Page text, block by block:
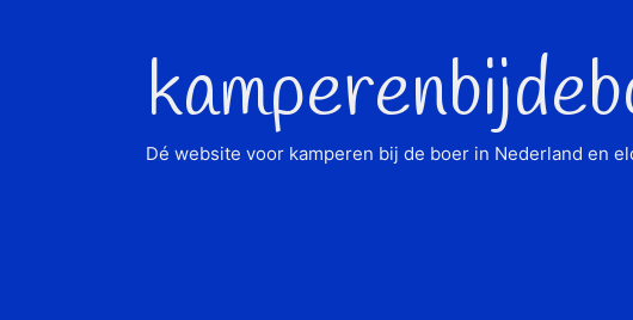
Dé website voor kamperen bij de boer in Nederland en